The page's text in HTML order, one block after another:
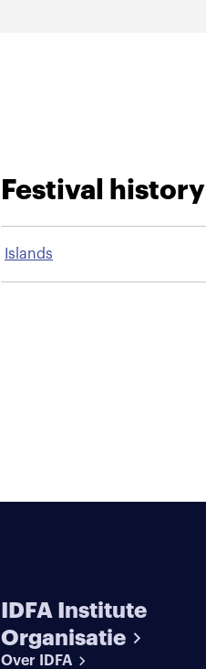
Festival history
Islands
IDFA Institute
Organisatie
Over IDFA